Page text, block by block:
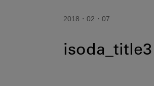
2018・02・07
isoda_title3